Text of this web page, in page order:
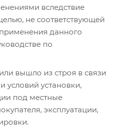
вследствие
не соответствующей
данного
по
вышло из строя в связи
условий установки,
под местные
эксплуатации,